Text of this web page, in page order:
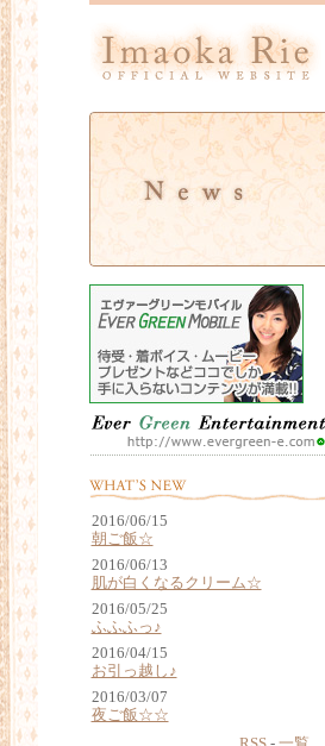
2016/06/15
朝ご飯☆
2016/06/13
肌が白くなるクリーム☆
2016/05/25
ふふふっ♪
2016/04/15
お引っ越し♪
2016/03/07
夜ご飯☆☆